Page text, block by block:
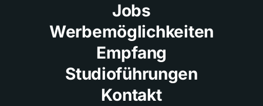
Jobs
Werbemöglichkeiten
Empfang
Studioführungen
Kontakt